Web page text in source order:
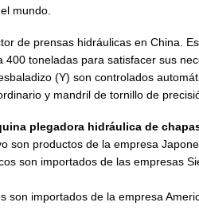
mundo.
de prensas hidráulicas en China.
toneladas para satisfacer sus
(Y) son controlados
y mandril de tornillo de
plegadora hidráulica de
son productos de la empresa
son importados de las empresas
son importados de la empresa